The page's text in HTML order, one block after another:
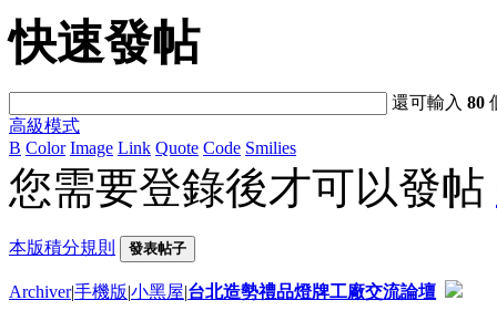
快速發帖
還可輸入80
高級模式
B Color Image Link Quote Code Smilies
您需要登錄後才可以發帖
本版積分規則 發表帖子
Archiver|手機版|小黑屋|台北造勢禮品燈牌工廠交流論壇